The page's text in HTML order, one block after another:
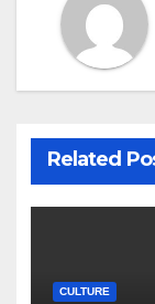
Related
CULTURE